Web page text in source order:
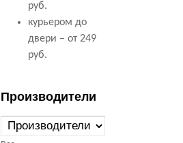
руб.
курьером до
двери – от 249
руб.
Производители